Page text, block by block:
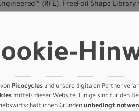
(RFE), FreeFoil Shape
Boot, FACT Carbon 12x100mm, thru-
post
Picocycles und unsere digitalen Partner
mittels dieser Website. Einige sind für den
Gründen unbedingt